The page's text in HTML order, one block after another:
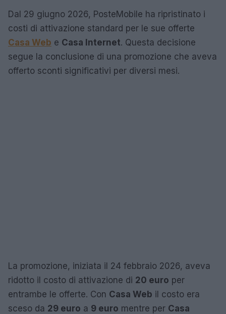
Dal 29 giugno 2026, PosteMobile ha ripristinato i
costi di attivazione standard per le sue offerte
Casa Web e Casa Internet. Questa decisione
segue la conclusione di una promozione che aveva
offerto sconti significativi per diversi mesi.
La promozione, iniziata il 24 febbraio 2026, aveva
ridotto il costo di attivazione di 20 euro per
entrambe le offerte. Con Casa Web il costo era
sceso da 29 euro a 9 euro mentre per Casa